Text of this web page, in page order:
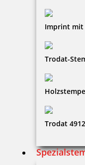
Imprint mit
Trodat-
Trodat